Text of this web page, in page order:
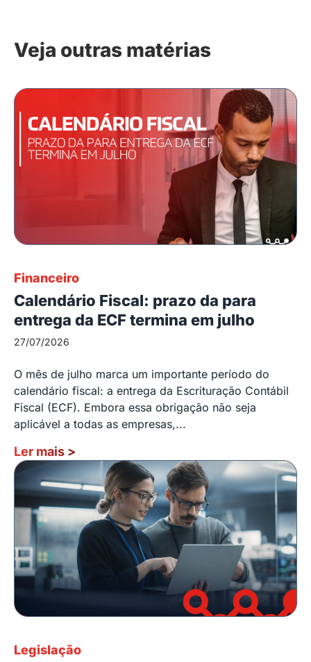
Veja outras matérias
Financeiro
Calendário Fiscal: prazo da para
entrega da ECF termina em julho
27/07/2026
O mês de julho marca um importante período do
calendário fiscal: a entrega da Escrituração Contábil
Fiscal (ECF). Embora essa obrigação não seja
aplicável a todas as empresas,...
Ler mais >
Legislação